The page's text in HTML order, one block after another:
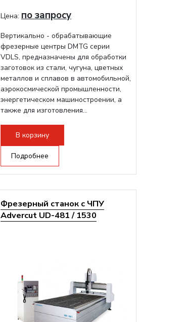
Цена: по запросу
Вертикально - обрабатывающие
фрезерные центры DMTG серии
VDLS, предназначены для обработки
заготовок из стали, чугуна, цветных
металлов и сплавов в автомобильной,
аэрокосмической промышленности,
энергетическом машиностроении, а
также для изготовления...
В корзину
Подробнее
Фрезерный станок с ЧПУ
Advercut UD-481 / 1530